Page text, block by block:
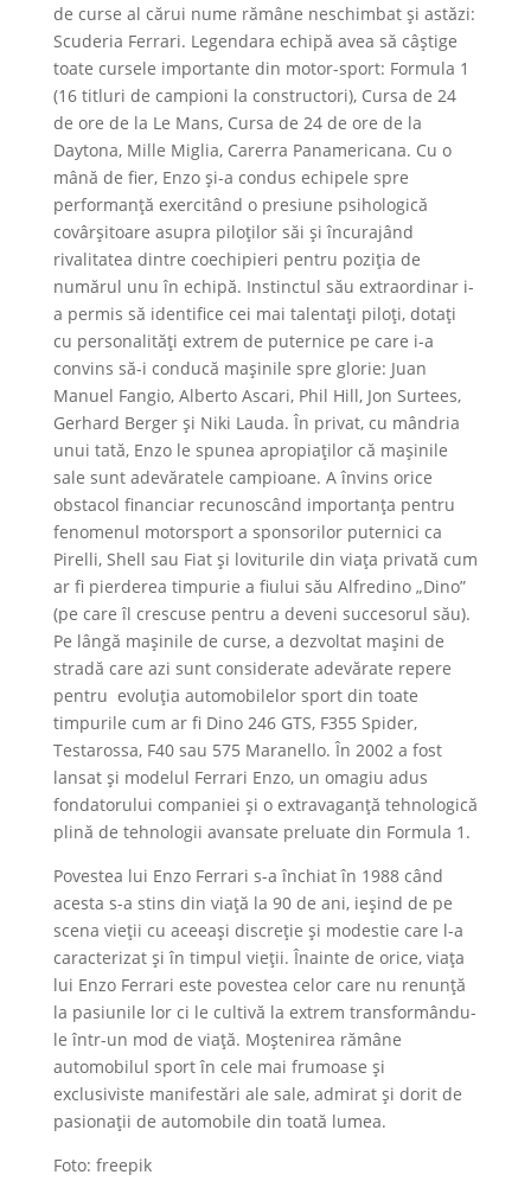
de curse al cărui nume rămâne neschimbat și astăzi:
Scuderia Ferrari. Legendara echipă avea să câștige
toate cursele importante din motor-sport: Formula 1
(16 titluri de campioni la constructori), Cursa de 24
de ore de la Le Mans, Cursa de 24 de ore de la
Daytona, Mille Miglia, Carerra Panamericana. Cu o
mână de fier, Enzo și-a condus echipele spre
performanță exercitând o presiune psihologică
covârșitoare asupra piloților săi și încurajând
rivalitatea dintre coechipieri pentru poziția de
numărul unu în echipă. Instinctul său extraordinar i-
a permis să identifice cei mai talentați piloți, dotați
cu personalități extrem de puternice pe care i-a
convins să-i conducă mașinile spre glorie: Juan
Manuel Fangio, Alberto Ascari, Phil Hill, Jon Surtees,
Gerhard Berger și Niki Lauda. În privat, cu mândria
unui tată, Enzo le spunea apropiaților că mașinile
sale sunt adevăratele campioane. A învins orice
obstacol financiar recunoscând importanța pentru
fenomenul motorsport a sponsorilor puternici ca
Pirelli, Shell sau Fiat și loviturile din viața privată cum
ar fi pierderea timpurie a fiului său Alfredino „Dino”
(pe care îl crescuse pentru a deveni succesorul său).
Pe lângă mașinile de curse, a dezvoltat mașini de
stradă care azi sunt considerate adevărate repere
pentru evoluția automobilelor sport din toate
timpurile cum ar fi Dino 246 GTS, F355 Spider,
Testarossa, F40 sau 575 Maranello. În 2002 a fost
lansat și modelul Ferrari Enzo, un omagiu adus
fondatorului companiei și o extravaganță tehnologică
plină de tehnologii avansate preluate din Formula 1.
Povestea lui Enzo Ferrari s-a închiat în 1988 când
acesta s-a stins din viață la 90 de ani, ieșind de pe
scena vieții cu aceeași discreție și modestie care l-a
caracterizat și în timpul vieții. Înainte de orice, viața
lui Enzo Ferrari este povestea celor care nu renunță
la pasiunile lor ci le cultivă la extrem transformându-
le într-un mod de viață. Moștenirea rămâne
automobilul sport în cele mai frumoase și
exclusiviste manifestări ale sale, admirat și dorit de
pasionații de automobile din toată lumea.
Foto: freepik